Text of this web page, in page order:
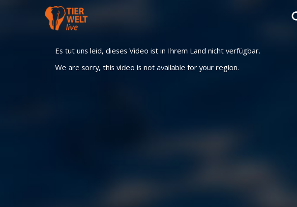
Es tut uns leid, dieses Video ist in Ihrem Land nicht verfügbar.
We are sorry, this video is not available for your region.